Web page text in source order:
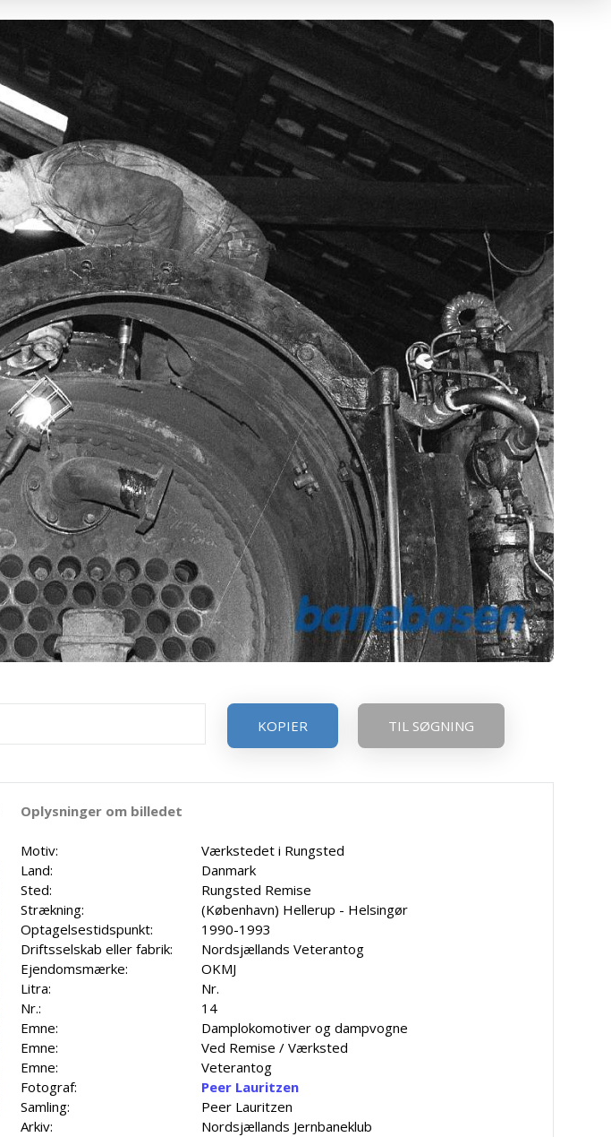
KOPIER
TIL SØGNING
Oplysninger om billedet
Motiv:
Værkstedet i Rungsted
Land:
Danmark
Sted:
Rungsted Remise
Strækning:
(København) Hellerup - Helsingør
Optagelsestidspunkt:
1990-1993
Driftsselskab eller fabrik:
Nordsjællands Veterantog
Ejendomsmærke:
OKMJ
Litra:
Nr.
Nr.:
14
Emne:
Damplokomotiver og dampvogne
Emne:
Ved Remise / Værksted
Emne:
Veterantog
Fotograf:
Peer Lauritzen
Samling:
Peer Lauritzen
Arkiv:
Nordsjællands Jernbaneklub